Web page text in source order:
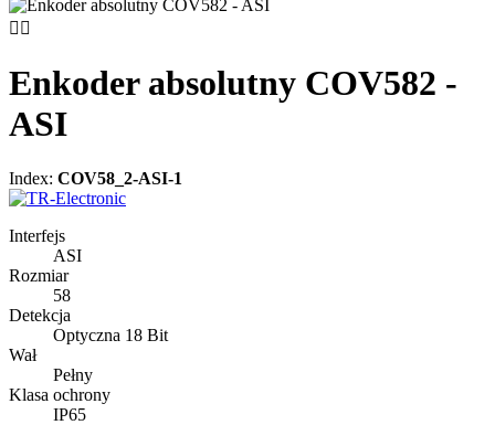
 
Enkoder absolutny COV582 -
ASI
Index: COV58_2-ASI-1
Interfejs
ASI
Rozmiar
58
Detekcja
Optyczna 18 Bit
Wał
Pełny
Klasa ochrony
IP65